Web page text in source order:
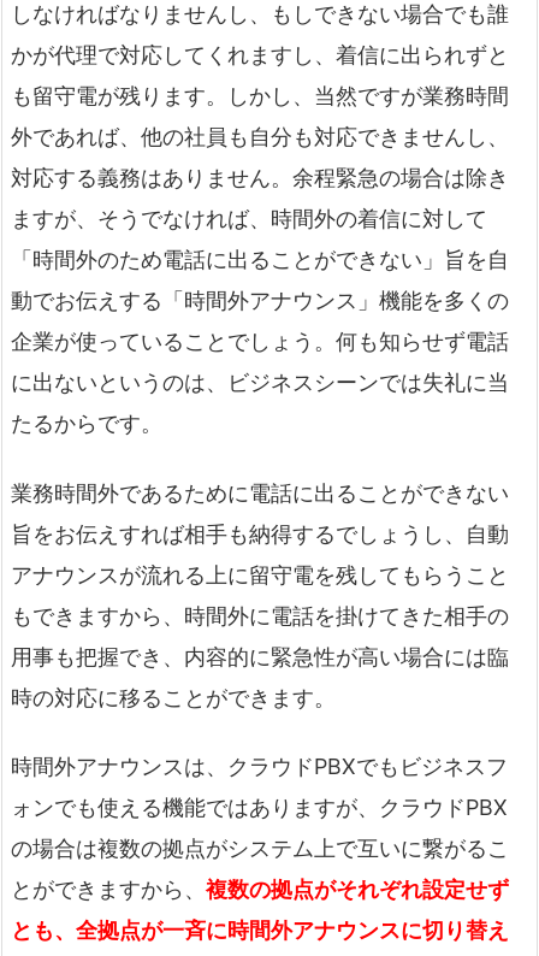
しなければなりませんし、もしできない場合でも誰
かが代理で対応してくれますし、着信に出られずと
も留守電が残ります。しかし、当然ですが業務時間
外であれば、他の社員も自分も対応できませんし、
対応する義務はありません。余程緊急の場合は除き
ますが、そうでなければ、時間外の着信に対して
「時間外のため電話に出ることができない」旨を自
動でお伝えする「時間外アナウンス」機能を多くの
企業が使っていることでしょう。何も知らせず電話
に出ないというのは、ビジネスシーンでは失礼に当
たるからです。
業務時間外であるために電話に出ることができない
旨をお伝えすれば相手も納得するでしょうし、自動
アナウンスが流れる上に留守電を残してもらうこと
もできますから、時間外に電話を掛けてきた相手の
用事も把握でき、内容的に緊急性が高い場合には臨
時の対応に移ることができます。
時間外アナウンスは、クラウドPBXでもビジネスフ
ォンでも使える機能ではありますが、クラウドPBX
の場合は複数の拠点がシステム上で互いに繋がるこ
とができますから、 複数の拠点がそれぞれ設定せず
とも、全拠点が一斉に時間外アナウンスに切り替え